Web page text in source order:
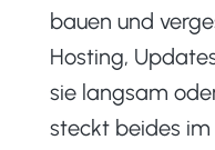
bauen und
Hosting,
sie langsam
steckt beides